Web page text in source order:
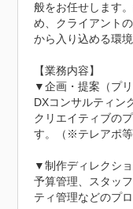
般をお任せします
め、クライアント
から入り込める環境
【業務内容】
▼企画・提案（プリ
DXコンサルティン
クリエイティブの
す。（※テレアポ等
▼制作ディレクシ
予算管理、スタッ
ティ管理などのプ